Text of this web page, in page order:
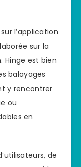
l’application
sur la
Hinge est bien
balayages
y rencontrer
ou
en
de